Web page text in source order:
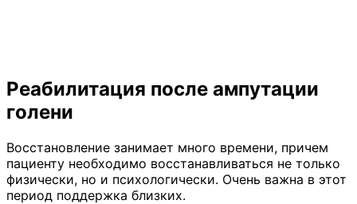
Реабилитация после ампутации
голени
Восстановление занимает много времени, причем
пациенту необходимо восстанавливаться не только
физически, но и психологически. Очень важна в этот
период поддержка близких.